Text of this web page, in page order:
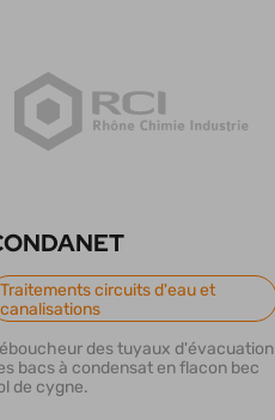
En savoir plus
Traitements circuits d'eau et
canalisations
des tuyaux d'évacuation
bacs à condensat en flacon bec
de cygne.